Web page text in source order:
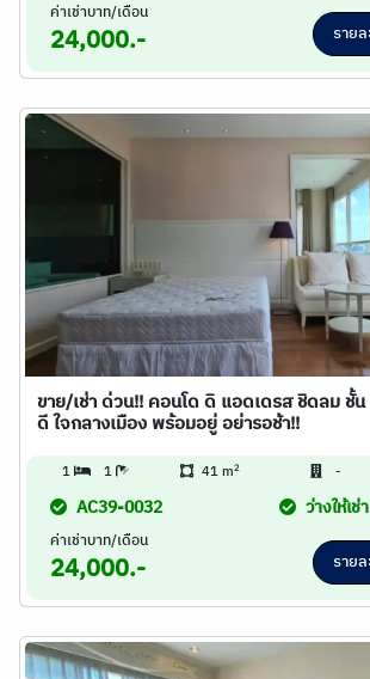
ค่าเช่าบาท/เดือน
24,000.- ราย
ขาย/เช่า ด่วน!! คอนโด ดิ แอดเดรส ชิดลม ชั้น
ดี ใจกลางเมือง พร้อมอยู่ อย่ารอช้า!!
1 1 41 m2 -
AC39-0032 ว่างให้เช่า
ค่าเช่าบาท/เดือน
24,000.- ราย